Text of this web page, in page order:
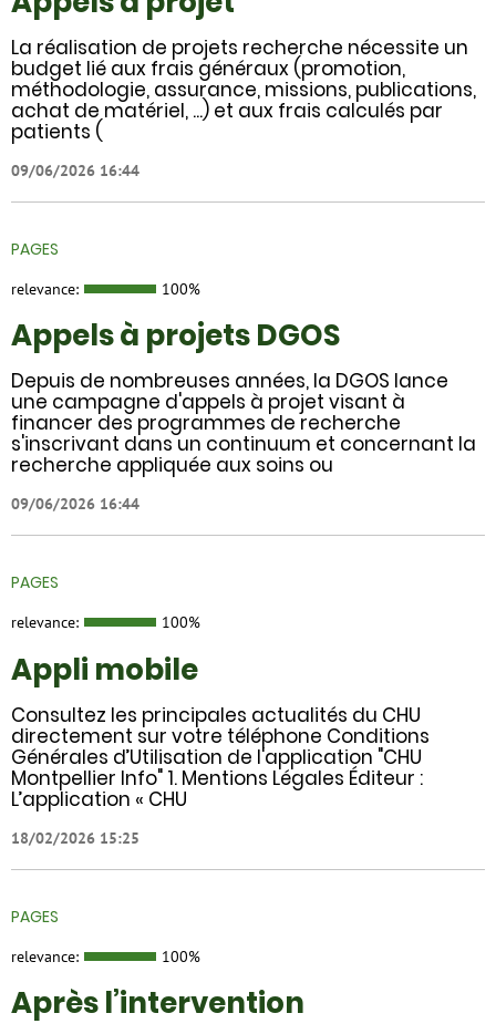
La réalisation de projets recherche nécessite un
budget lié aux frais généraux (promotion,
méthodologie, assurance, missions, publications,
achat de matériel, ...) et aux frais calculés par
patients (
09/06/2026 16:44
PAGES
relevance: 100%
Appels à projets DGOS
Depuis de nombreuses années, la DGOS lance
une campagne d'appels à projet visant à
financer des programmes de recherche
s'inscrivant dans un continuum et concernant la
recherche appliquée aux soins ou
09/06/2026 16:44
PAGES
relevance: 100%
Appli mobile
Consultez les principales actualités du CHU
directement sur votre téléphone Conditions
Générales d’Utilisation de l'application "CHU
Montpellier Info" 1. Mentions Légales Éditeur :
L’application « CHU
18/02/2026 15:25
PAGES
relevance: 100%
Après l’intervention